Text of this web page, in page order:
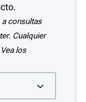
consultas
Cualquier
los